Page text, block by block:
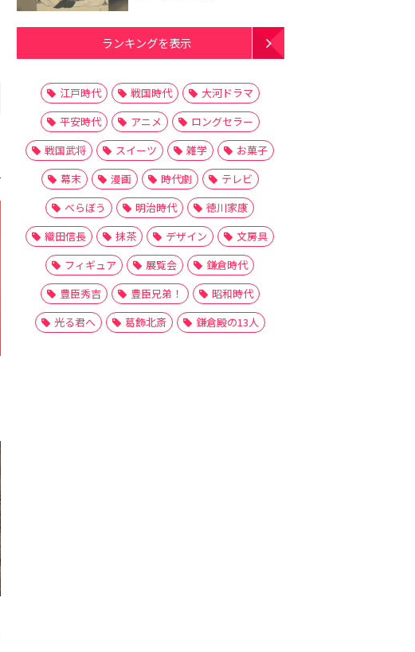
ランキングを表示
江戸時代 戦国時代
大河ドラマ
平安時代
アニメ
ロングセラー
戦国武将
スイーツ 雑学
お菓子
幕末
漫画 時代劇
テレビ
べらぼう
明治時代
徳川家康
織田信長
抹茶 デザイン
文房具
フィギュア
展覧会
鎌倉時代
豊臣秀吉
豊臣兄弟！
昭和時代
光る君へ
葛飾北斎 鎌倉殿の13人